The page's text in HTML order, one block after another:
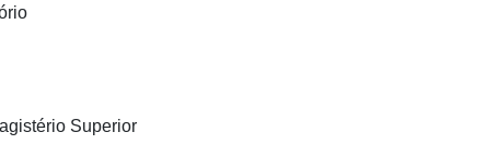
Superior